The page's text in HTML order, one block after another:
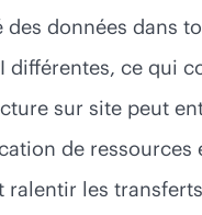
données dans
ce qui
sur site peut
de ressources
les